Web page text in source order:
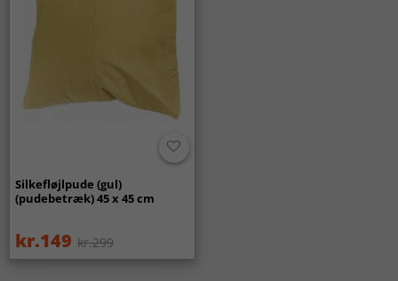
Silkefløjlpude (gul)
(pudebetræk) 45 x 45 cm
kr.149 kr.299